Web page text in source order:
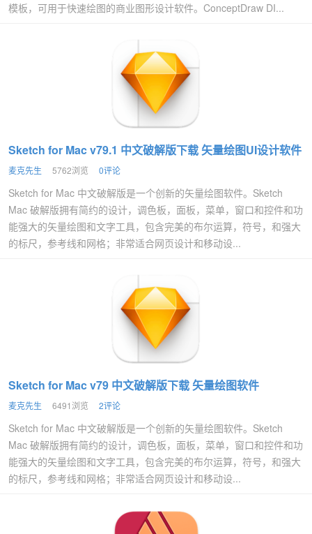
模板，可用于快速绘图的商业图形设计软件。ConceptDraw DI...
Sketch for Mac v79.1 中文破解版下载 矢量绘图UI设计软件
麦克先生 5762浏览 0评论
Sketch for Mac 中文破解版是一个创新的矢量绘图软件。Sketch
Mac 破解版拥有简约的设计，调色板，面板，菜单，窗口和控件和功
能强大的矢量绘图和文字工具，包含完美的布尔运算，符号，和强大
的标尺，参考线和网格；非常适合网页设计和移动设...
Sketch for Mac v79 中文破解版下载 矢量绘图软件
麦克先生 6491浏览 2评论
Sketch for Mac 中文破解版是一个创新的矢量绘图软件。Sketch
Mac 破解版拥有简约的设计，调色板，面板，菜单，窗口和控件和功
能强大的矢量绘图和文字工具，包含完美的布尔运算，符号，和强大
的标尺，参考线和网格；非常适合网页设计和移动设...